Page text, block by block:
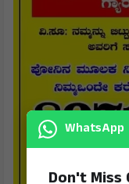
WhatsApp